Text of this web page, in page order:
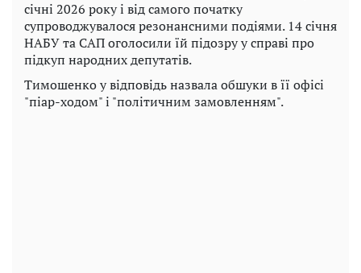
січні 2026 року і від самого початку
супроводжувалося резонансними подіями. 14 січня
НАБУ та САП оголосили їй підозру у справі про
підкуп народних депутатів.
Тимошенко у відповідь назвала обшуки в її офісі
"піар-ходом" і "політичним замовленням".